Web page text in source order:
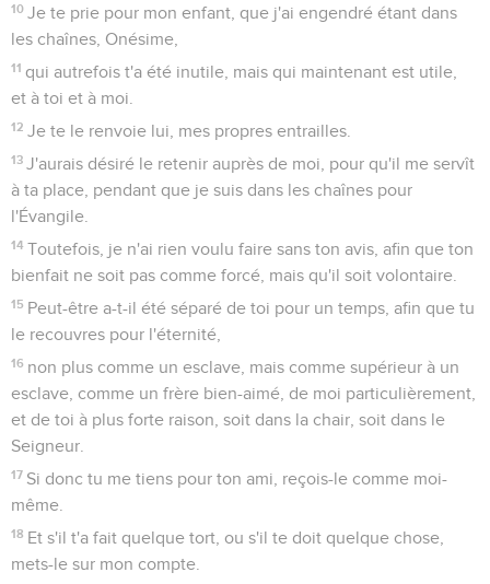
10 Je te prie pour mon enfant, que j'ai engendré étant dans
les chaînes, Onésime,
11 qui autrefois t'a été inutile, mais qui maintenant est utile,
et à toi et à moi.
12 Je te le renvoie lui, mes propres entrailles.
13 J'aurais désiré le retenir auprès de moi, pour qu'il me servît
à ta place, pendant que je suis dans les chaînes pour
l'Évangile.
14 Toutefois, je n'ai rien voulu faire sans ton avis, afin que ton
bienfait ne soit pas comme forcé, mais qu'il soit volontaire.
15 Peut-être a-t-il été séparé de toi pour un temps, afin que tu
le recouvres pour l'éternité,
16 non plus comme un esclave, mais comme supérieur à un
esclave, comme un frère bien-aimé, de moi particulièrement,
et de toi à plus forte raison, soit dans la chair, soit dans le
Seigneur.
17 Si donc tu me tiens pour ton ami, reçois-le comme moi-
même.
18 Et s'il t'a fait quelque tort, ou s'il te doit quelque chose,
mets-le sur mon compte.